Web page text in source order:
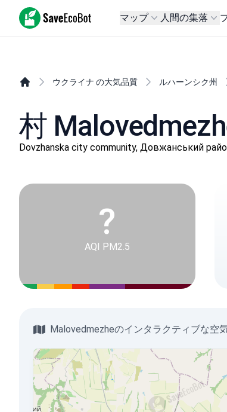
SaveEcoBot マップ 人間の集落
ウクライナ の大気品質 ルハーンシク州
村
Dovzhanska city community, Довжанський
?
AQI PM2.5
Malovedmezheのインタラクティブな空